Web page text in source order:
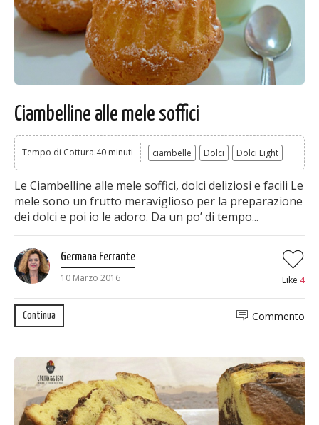
Ciambelline alle mele soffici
Tempo di Cottura:40 minuti ciambelle Dolci Dolci Light
Le Ciambelline alle mele soffici, dolci deliziosi e facili Le
mele sono un frutto meraviglioso per la preparazione
dei dolci e poi io le adoro. Da un po’ di tempo...
Germana Ferrante
10 Marzo 2016
Like 4
Continua Commento